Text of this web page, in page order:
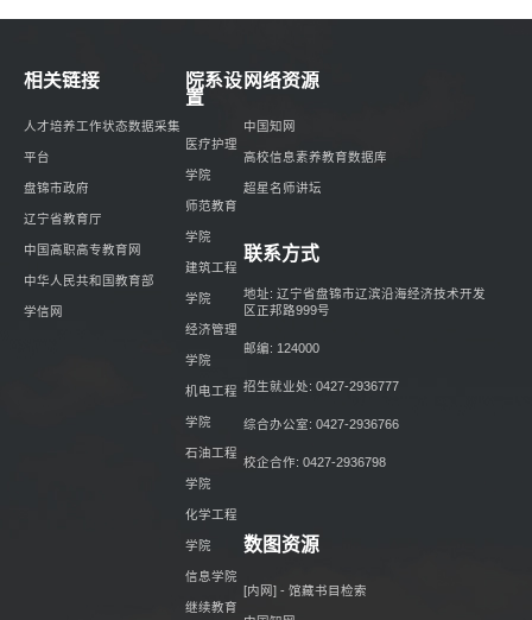
相关链接
人才培养工作状态数据采集
平台
盘锦市政府
辽宁省教育厅
中国高职高专教育网
中华人民共和国教育部
学信网
院系设
置
医疗护理
学院
师范教育
学院
建筑工程
学院
经济管理
学院
机电工程
学院
石油工程
学院
化学工程
学院
信息学院
继续教育
网络资源
中国知网
高校信息素养教育数据库
超星名师讲坛
联系方式
地址: 辽宁省盘锦市辽滨沿海经济技术开发
区正邦路999号
邮编: 124000
招生就业处: 0427-2936777
综合办公室: 0427-2936766
校企合作: 0427-2936798
数图资源
[内网] - 馆藏书目检索